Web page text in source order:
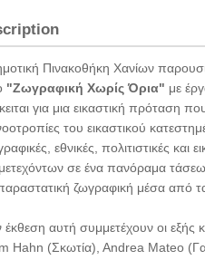
Πινακοθήκη Χανίων
"Ζωγραφική Χωρίς Όρια" με
για μια εικαστική πρόταση
του εικαστικού
εθνικές, πολιτιστικές
σε ένα πανόραμα
ζωγραφική μέσα από
έκθεση αυτή συμμετέχουν οι εξής
Hahn (Σκωτία), Andrea Mateo